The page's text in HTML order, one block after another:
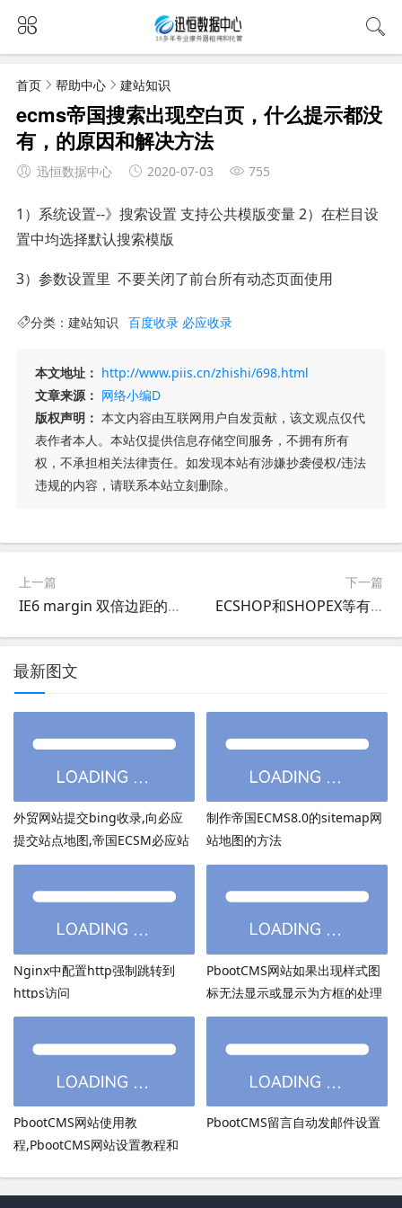
首页 帮助中心 建站知识
ecms帝国搜索出现空白页，什么提示都没
有，的原因和解决方法
迅恒数据中心 2020-07-03 755
1）系统设置--》搜索设置 支持公共模版变量 2）在栏目设
置中均选择默认搜索模版
3）参数设置里 不要关闭了前台所有动态页面使用
分类： 建站知识 百度收录 必应收录
本文地址： http://www.piis.cn/zhishi/698.html
文章来源： 网络小编D
版权声明： 本文内容由互联网用户自发贡献，该文观点仅代
表作者本人。本站仅提供信息存储空间服务，不拥有所有
权，不承担相关法律责任。如发现本站有涉嫌抄袭侵权/违法
违规的内容，请联系本站立刻删除。
上一篇
IE6 margin 双倍边距的原因和处理方法
下一篇
ECSHOP和SHOPEX等有时登录不了后台或打开网站很卡解决方法
最新图文
外贸网站提交bing收录,向必应
提交站点地图,帝国ECSM必应站
点图sitemap提交
制作帝国ECMS8.0的sitemap网
站地图的方法
Nginx中配置http强制跳转到
https访问
PbootCMS网站如果出现样式图
标无法显示或显示为方框的处理
方法
PbootCMS网站使用教
程,PbootCMS网站设置教程和
PbootCMS留言自动发邮件设置